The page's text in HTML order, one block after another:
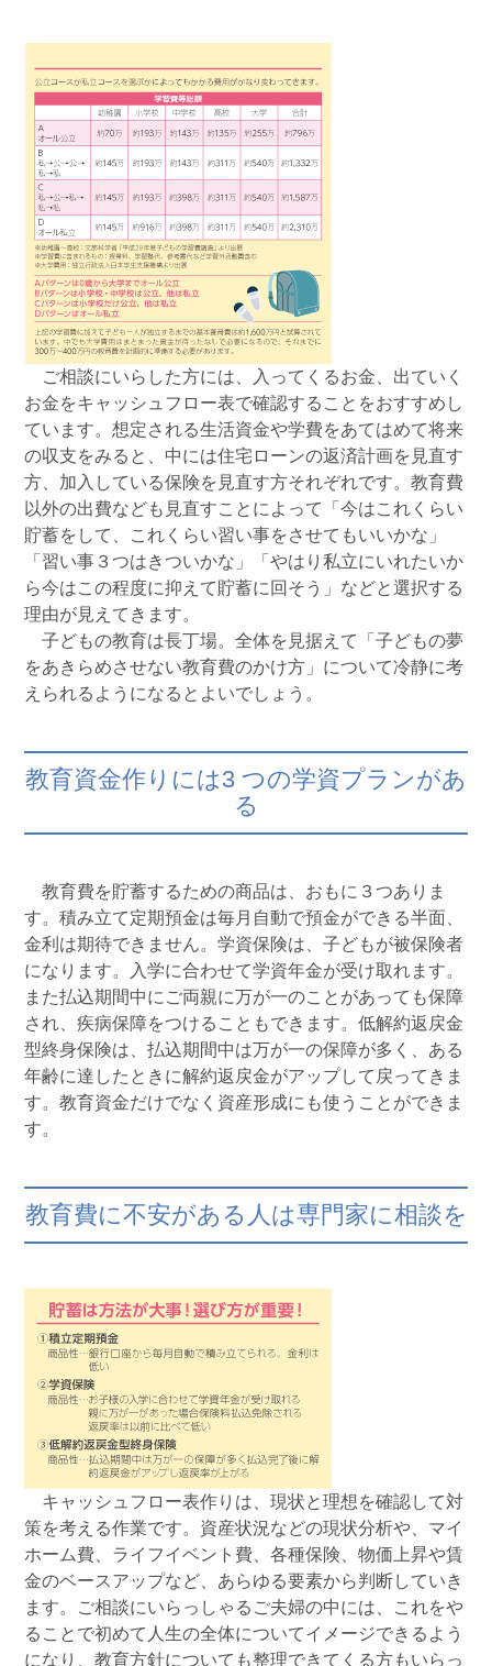
ご相談にいらした方には、入ってくるお金、出ていく
お金をキャッシュフロー表で確認することをおすすめし
ています。想定される生活資金や学費をあてはめて将来
の収支をみると、中には住宅ローンの返済計画を見直す
方、加入している保険を見直す方それぞれです。教育費
以外の出費なども見直すことによって「今はこれくらい
貯蓄をして、これくらい習い事をさせてもいいかな」
「習い事３つはきついかな」「やはり私立にいれたいか
ら今はこの程度に抑えて貯蓄に回そう」などと選択する
理由が見えてきます。
子どもの教育は長丁場。全体を見据えて「子どもの夢
をあきらめさせない教育費のかけ方」について冷静に考
えられるようになるとよいでしょう。
教育資金作りには3 つの学資プランがあ
る
教育費を貯蓄するための商品は、おもに３つありま
す。積み立て定期預金は毎月自動で預金ができる半面、
金利は期待できません。学資保険は、子どもが被保険者
になります。入学に合わせて学資年金が受け取れます。
また払込期間中にご両親に万が一のことがあっても保障
され、疾病保障をつけることもできます。低解約返戻金
型終身保険は、払込期間中は万が一の保障が多く、ある
年齢に達したときに解約返戻金がアップして戻ってきま
す。教育資金だけでなく資産形成にも使うことができま
す。
教育費に不安がある人は専門家に相談を
キャッシュフロー表作りは、現状と理想を確認して対
策を考える作業です。資産状況などの現状分析や、マイ
ホーム費、ライフイベント費、各種保険、物価上昇や賃
金のベースアップなど、あらゆる要素から判断していき
ます。ご相談にいらっしゃるご夫婦の中には、これをや
ることで初めて人生の全体についてイメージできるよう
になり、教育方針についても整理できてくる方もいらっ